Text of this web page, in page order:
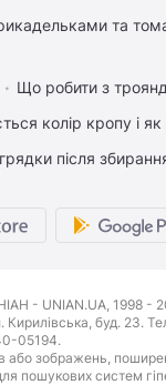
та
Що робити з
колір кропу і
після
- UNIAN.UA, 1998 -
Кирилівська, буд. 23.
05194.
або зображень,
пошукових систем